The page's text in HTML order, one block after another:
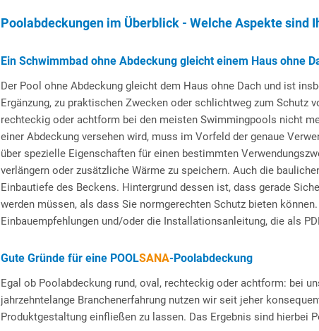
Poolabdeckungen im Überblick - Welche Aspekte sind
Ein Schwimmbad ohne Abdeckung gleicht einem Haus ohne
Der Pool ohne Abdeckung gleicht dem Haus ohne Dach und ist
Ergänzung, zu praktischen Zwecken oder schlichtweg zum
rechteckig oder achtform bei den meisten Swimmingpools nicht
einer Abdeckung versehen wird, muss im Vorfeld der genaue
über spezielle Eigenschaften für einen bestimmten
verlängern oder zusätzliche Wärme zu speichern. Auch die
Einbautiefe des Beckens. Hintergrund dessen ist, dass gerade
werden müssen, als dass Sie normgerechten Schutz bieten
Einbauempfehlungen und/oder die Installationsanleitung, die als
Gute Gründe für eine POOLSANA-Poolabdeckung
Egal ob Poolabdeckung rund, oval, rechteckig oder achtform: bei
jahrzehntelange Branchenerfahrung nutzen wir seit jeher
Produktgestaltung einfließen zu lassen. Das Ergebnis sind hierbei